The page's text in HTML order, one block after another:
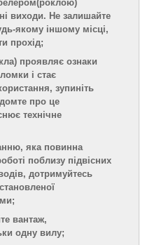
(роклою)
виходи. Не залишайте
якому іншому місці,
прохід;
проявляє ознаки
і стає
зупиніть
про це
технічне
яка повинна
поблизу підвісних
дотримуйтесь
вантаж,
одну вилу;